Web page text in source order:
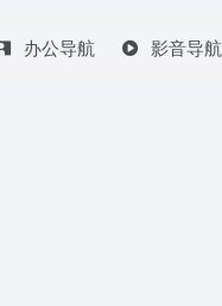
办公导航 影音导航